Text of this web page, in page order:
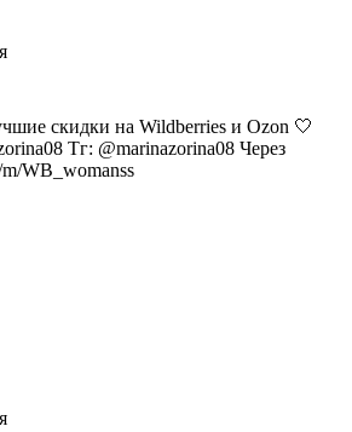
скидки на Wildberries и Ozon 🤍
Тг: @marinazorina08 Через
WB_womanss